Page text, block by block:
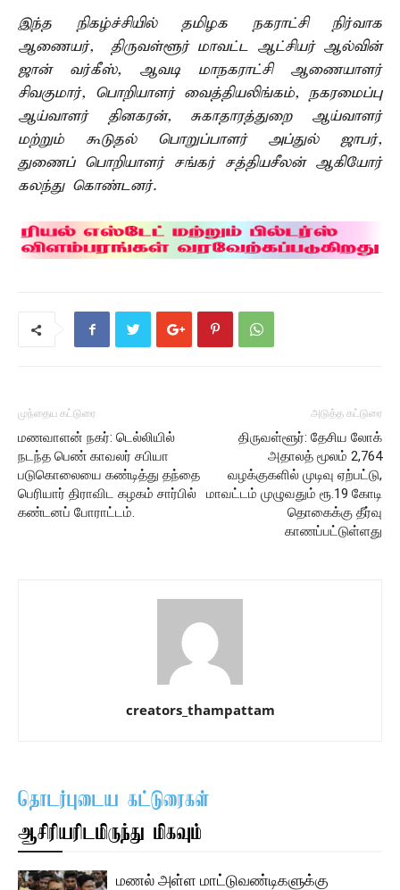
இந்த நிகழ்ச்சியில் தமிழக நகராட்சி நிர்வாக
ஆணையர், திருவள்ளூர் மாவட்ட ஆட்சியர் ஆல்வின்
ஜான் வர்கீஸ், ஆவடி மாநகராட்சி ஆணையாளர்
சிவகுமார், பொறியாளர் வைத்தியலிங்கம், நகரமைப்பு
ஆய்வாளர் தினகரன், சுகாதாரத்துறை ஆய்வாளர்
மற்றும் கூடுதல் பொறுப்பாளர் அப்துல் ஜாபர்,
துணைப் பொறியாளர் சங்கர் சத்தியசீலன் ஆகியோர்
கலந்து கொண்டனர்.
முந்தைய கட்டுரை
மணவாளன் நகர்: டெல்லியில்
நடந்த பெண் காவலர் சபியா
படுகொலையை கண்டித்து தந்தை
பெரியார் திராவிட கழகம் சார்பில்
கண்டனப் போராட்டம்.
அடுத்த கட்டுரை
திருவள்ளூர்: தேசிய லோக்
அதாலத் மூலம் 2,764
வழக்குகளில் முடிவு ஏற்பட்டு,
மாவட்டம் முழுவதும் ரூ.19 கோடி
தொகைக்கு தீர்வு
காணப்பட்டுள்ளது
creators_thampattam
தொடர்புடைய கட்டுரைகள்
ஆசிரியரிடமிருந்து மிகவும்
மணல் அள்ள மாட்டுவண்டிகளுக்கு